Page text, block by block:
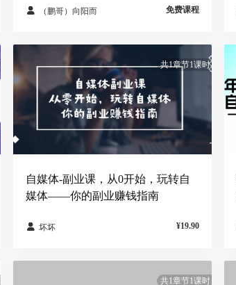
 （鹏哥）向阳而 免费课程
共1章节1课时
自媒体-副业课，从0开始，玩转自
媒体——你的副业赚钱指南
 坏坏 ¥19.90
共1章节1课时